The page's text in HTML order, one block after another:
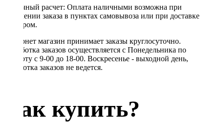
Наличный расчет: Оплата наличными возможна при
получении заказа в пунктах самовывоза или при доставке
курьером.
Интернет магазин принимает заказы круглосуточно.
Обработка заказов осуществляется с Понедельника по
Субботу с 9-00 до 18-00. Воскресенье - выходной день,
обработка заказов не ведется.
Как купить?